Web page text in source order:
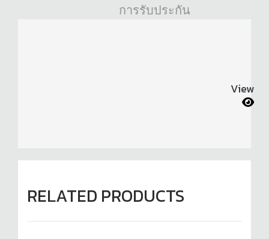
การรับประกัน
View
RELATED PRODUCTS